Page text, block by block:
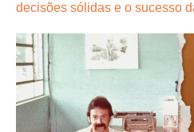
decisões sólidas e o sucesso